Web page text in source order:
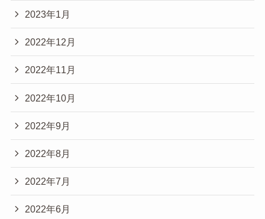
2023年1月
2022年12月
2022年11月
2022年10月
2022年9月
2022年8月
2022年7月
2022年6月